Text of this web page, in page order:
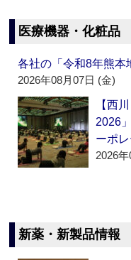
医療機器・化粧品
各社の「令和8年熊本
2026年08月07日 (金)
【西
2026
ーポ
2026
新薬・新製品情報